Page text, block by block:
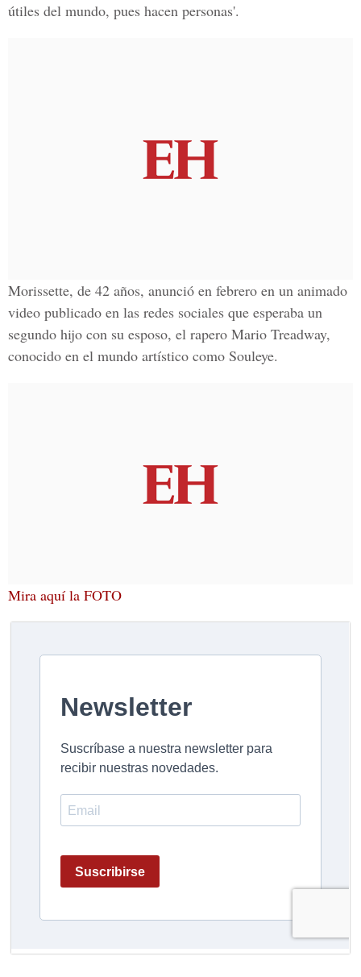
útiles del mundo, pues hacen personas'.
Morissette, de 42 años, anunció en febrero en un animado
video publicado en las redes sociales que esperaba un
segundo hijo con su esposo, el rapero Mario Treadway,
conocido en el mundo artístico como Souleye.
Mira aquí la FOTO